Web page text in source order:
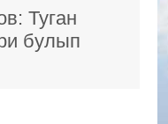
Туган
булып